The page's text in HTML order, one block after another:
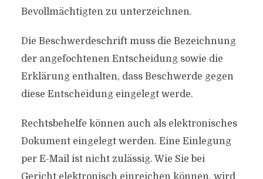
Bevollmächtigten zu unterzeichnen.
Die Beschwerdeschrift muss die Bezeichnung
der angefochtenen Entscheidung sowie die
Erklärung enthalten, dass Beschwerde gegen
diese Entscheidung eingelegt werde.
Rechtsbehelfe können auch als elektronisches
Dokument eingelegt werden. Eine Einlegung
per E-Mail ist nicht zulässig. Wie Sie bei
Gericht elektronisch einreichen können, wird